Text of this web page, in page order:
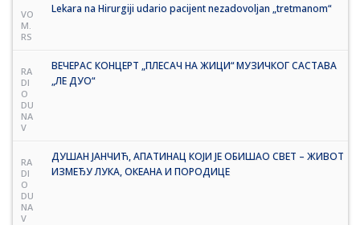
VO
M.
RS
Lekara na Hirurgiji udario pacijent nezadovoljan „tretmanom“
RA
DI
O
DU
NA
V
ВЕЧЕРАС КОНЦЕРТ „ПЛЕСАЧ НА ЖИЦИ“ МУЗИЧКОГ САСТАВА
„ЛЕ ДУО“
RA
DI
O
DU
NA
V
ДУШАН ЈАНЧИЋ, АПАТИНАЦ КОЈИ ЈЕ ОБИШАО СВЕТ – ЖИВОТ
ИЗМЕЂУ ЛУКА, ОКЕАНА И ПОРОДИЦЕ